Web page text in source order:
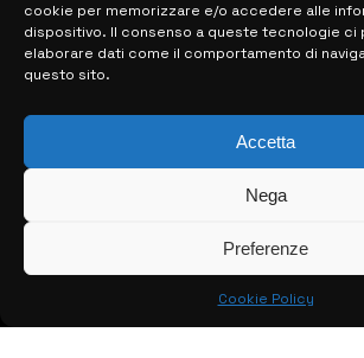
cookie per memorizzare e/o accedere alle
dispositivo. Il consenso a queste tecnologie ci
elaborare dati come il comportamento di
questo sito.
Accetta
Nega
Preferenze
Cookie Policy
MAPPA DEL SITO
> NOTIZIE
> CONTATTI